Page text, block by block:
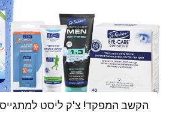
הקשב המפקד! צ'ק ליסט למתגייס